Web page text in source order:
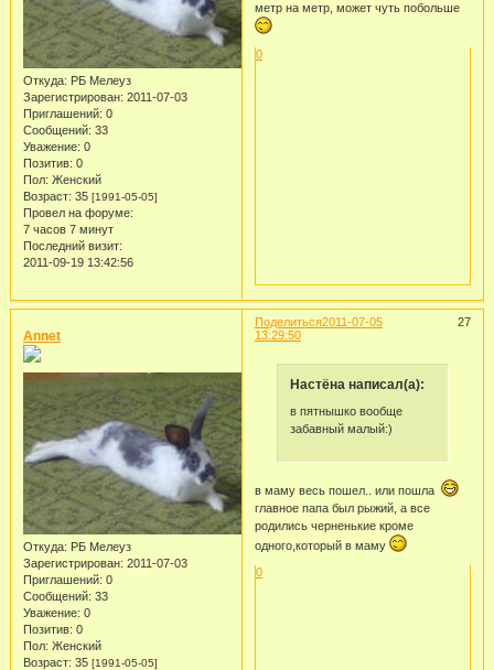
Откуда: РБ Мелеуз
Зарегистрирован: 2011-07-03
Приглашений: 0
Сообщений: 33
Уважение: 0
Позитив: 0
Пол: Женский
Возраст: 35 [1991-05-05]
Провел на форуме:
7 часов 7 минут
Последний визит:
2011-09-19 13:42:56
метр на метр, может чуть побольше
0
Поделиться 27
2011-07-05
13:29:50
Annet
Откуда: РБ Мелеуз
Зарегистрирован: 2011-07-03
Приглашений: 0
Сообщений: 33
Уважение: 0
Позитив: 0
Пол: Женский
Возраст: 35 [1991-05-05]
Настёна написал(а):
в пятнышко вообще
забавный малый:)
в маму весь пошел.. или пошла
главное папа был рыжий, а все
родились черненькие кроме
одного,который в маму
0